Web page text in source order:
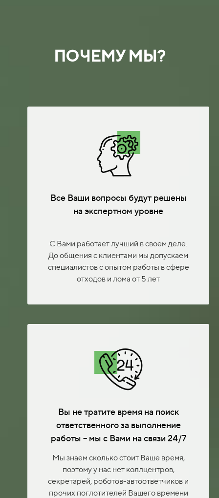
ПОЧЕМУ МЫ?
Все Ваши вопросы будут решены
на экспертном уровне
С Вами работает лучший в своем деле.
До общения с клиентами мы допускаем
специалистов с опытом работы в сфере
отходов и лома от 5 лет
Вы не тратите время на поиск
ответственного за выполнение
работы – мы с Вами на связи 24/7
Мы знаем сколько стоит Ваше время,
поэтому у нас нет коллцентров,
секретарей, роботов-автоответчиков и
прочих поглотителей Вашего времени